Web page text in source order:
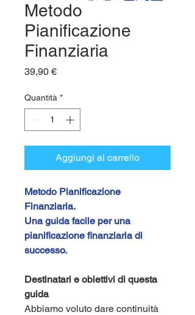
Metodo
Pianificazione
Finanziaria
39,90 €Prezzo
Quantità *
Aggiungi al carrello
Metodo Pianificazione
Finanziaria.
Una guida facile per una
pianificazione finanziaria di
successo.
Destinatari e obiettivi di questa
guida
Abbiamo voluto dare continuità